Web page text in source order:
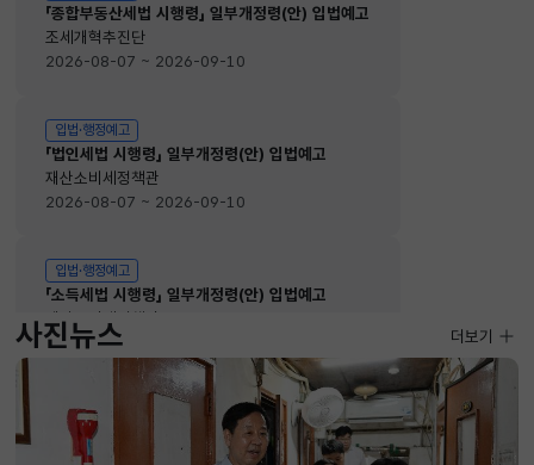
「종합부동산세법 시행령」 일부개정령(안) 입법예고
조세개혁추진단
2026-08-07 ~ 2026-09-10
입법·행정예고
「법인세법 시행령」 일부개정령(안) 입법예고
재산소비세정책관
2026-08-07 ~ 2026-09-10
입법·행정예고
「소득세법 시행령」 일부개정령(안) 입법예고
재산소비세정책관
2026-08-07 ~ 2026-09-10
사진뉴스 사진뉴스
더보기